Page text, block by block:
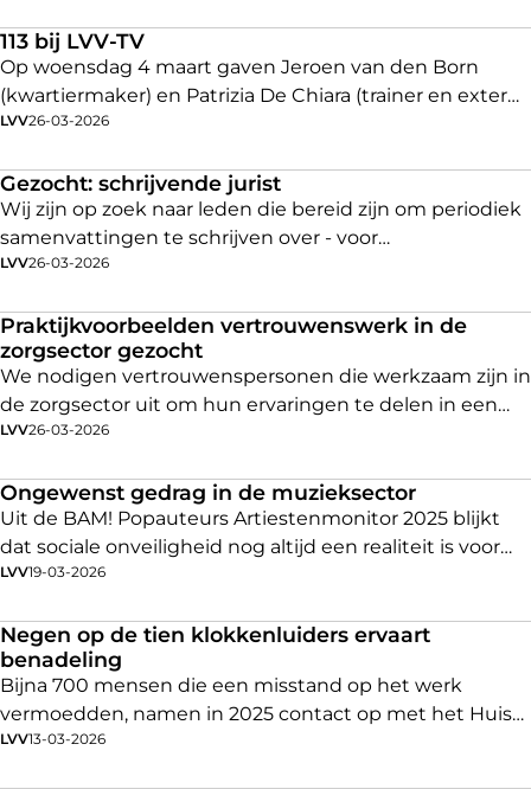
welkom en wisselden nuttige informatie uit over de
LVV. Daarnaast was er ruimte om kennis te maken en
vragen te stellen.
113 bij LVV-TV
Op woensdag 4 maart gaven Jeroen van den Born
(kwartiermaker) en Patrizia De Chiara (trainer en extern
vertrouwenspersoon) van 113 zelfmoordpreventie
suïcidepreventie op het werk. Een belangrijk
onderwerp, want maar liefst 1 op de 10 volwassenen
worstelt met suïcidale gedachten. De kans is reëel dat
dit ook speelt bij medewerkers binnen jouw
LVV26-03-2026
Gezocht: schrijvende jurist
Wij zijn op zoek naar leden die bereid zijn om periodiek
samenvattingen te schrijven over - voor
vertrouwenspersonen relevante - juridische uitspraken
LVV26-03-2026
Praktijkvoorbeelden vertrouwenswerk in de
zorgsector gezocht
We nodigen vertrouwenspersonen die werkzaam zijn in
de zorgsector uit om hun ervaringen te delen in een
kort interview.
LVV26-03-2026
Ongewenst gedrag in de muzieksector
Uit de BAM! Popauteurs Artiestenmonitor 2025 blijkt
dat sociale onveiligheid nog altijd een realiteit is voor
veel muzikanten. Zo geeft 27% van de muzikanten aan
ongewenst gedrag op de werkvloer. Ter vergelijking:
binnen de algemene beroepsbevolking ligt dit
percentage op 17%. Daarmee scoort de muzieksector
hoger dan de meeste andere sectoren.
LVV19-03-2026
Negen op de tien klokkenluiders ervaart
benadeling
Bijna 700 mensen die een misstand op het werk
vermoedden, namen in 2025 contact op met het Huis
voor Klokkenluiders voor advies. Het jaar ervoor waren
LVV13-03-2026